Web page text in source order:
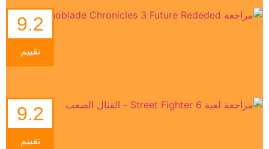
9.2
تقييم
9.2
تقييم